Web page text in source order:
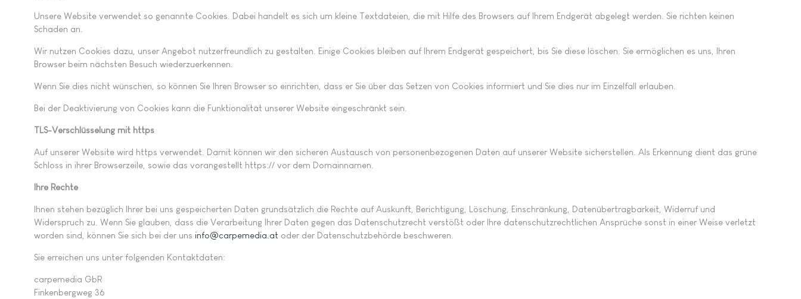
Unsere Website verwendet so genannte Cookies. Dabei handelt es sich um kleine Textdateien, die mit Hilfe des Browsers auf Ihrem Endgerät abgelegt werden. Sie richten keinen
Schaden an.
Wir nutzen Cookies dazu, unser Angebot nutzerfreundlich zu gestalten. Einige Cookies bleiben auf Ihrem Endgerät gespeichert, bis Sie diese löschen. Sie ermöglichen es uns, Ihren
Browser beim nächsten Besuch wiederzuerkennen.
Wenn Sie dies nicht wünschen, so können Sie Ihren Browser so einrichten, dass er Sie über das Setzen von Cookies informiert und Sie dies nur im Einzelfall erlauben.
Bei der Deaktivierung von Cookies kann die Funktionalität unserer Website eingeschränkt sein.
TLS-Verschlüsselung mit https
Auf unserer Website wird https verwendet. Damit können wir den sicheren Austausch von personenbezogenen Daten auf unserer Website sicherstellen. Als Erkennung dient das grüne
Schloss in ihrer Browserzeile, sowie das vorangestellt https:// vor dem Domainnamen.
Ihre Rechte
Ihnen stehen bezüglich Ihrer bei uns gespeicherten Daten grundsätzlich die Rechte auf Auskunft, Berichtigung, Löschung, Einschränkung, Datenübertragbarkeit, Widerruf und
Widerspruch zu. Wenn Sie glauben, dass die Verarbeitung Ihrer Daten gegen das Datenschutzrecht verstößt oder Ihre datenschutzrechtlichen Ansprüche sonst in einer Weise verletzt
worden sind, können Sie sich bei der uns info@carpemedia.at oder der Datenschutzbehörde beschweren.
Sie erreichen uns unter folgenden Kontaktdaten:
carpemedia GbR
Finkenbergweg 36